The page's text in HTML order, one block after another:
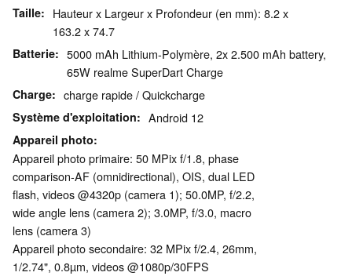
Taille
Hauteur x Largeur x Profondeur (en mm): 8.2 x
163.2 x 74.7
Batterie
5000 mAh Lithium-Polymère, 2x 2.500 mAh battery,
65W realme SuperDart Charge
Charge charge rapide / Quickcharge
Système d'exploitation Android 12
Appareil photo
Appareil photo primaire: 50 MPix f/​1.8, phase
comparison-AF (omnidirectional), OIS, dual LED
flash, videos @4320p (camera 1); 50.0MP, f/​2.2,
wide angle lens (camera 2); 3.0MP, f/​3.0, macro
lens (camera 3)
Appareil photo secondaire: 32 MPix f/2.4, 26mm,
1/2.74", 0.8µm, videos @1080p/​30FPS